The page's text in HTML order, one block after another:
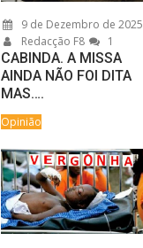
9 de Dezembro de 2025
Redacção F8
1
CABINDA. A MISSA
AINDA NÃO FOI DITA
MAS….
Opinião